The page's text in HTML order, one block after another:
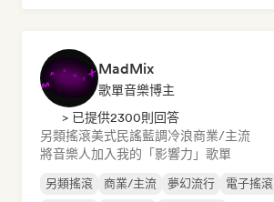
MadMix
歌單音樂博主
> 已提供2300則回答
另類搖滾美式民謠藍調冷浪商業/主流
將音樂人加入我的「影響力」歌單
另類搖滾 商業/主流 夢幻流行 電子搖滾